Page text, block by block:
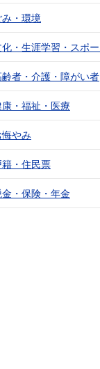
み・環境
化・生涯学習・スポ
齢者・介護・障がい者
康・福祉・医療
悔やみ
籍・住民票
金・保険・年金